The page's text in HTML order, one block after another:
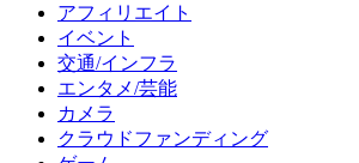
アフィリエイト
イベント
交通/インフラ
エンタメ/芸能
カメラ
クラウドファンディング